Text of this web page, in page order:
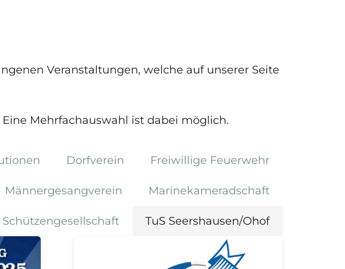
Veranstaltungen, welche auf unserer Seite
Mehrfachauswahl ist dabei möglich.
Dorfverein Freiwillige Feuerwehr
Männergesangverein Marinekameradschaft
Schützengesellschaft TuS Seershausen/Ohof